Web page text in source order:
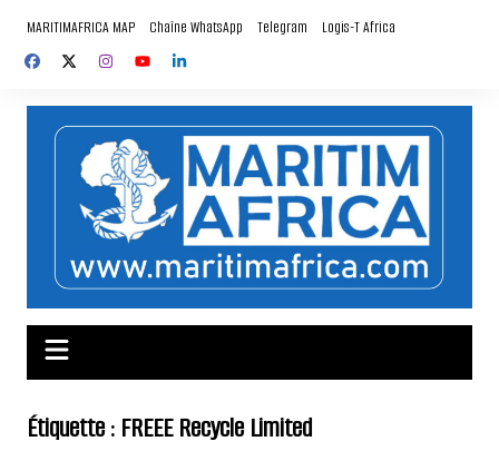
contenu
MARITIMAFRICA MAP Chaîne WhatsApp Telegram Logis-T Africa
Étiquette : FREEE Recycle Limited